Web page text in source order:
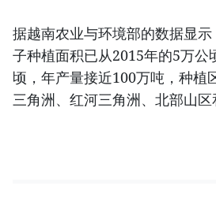
据越南农业与环境部的数据显
子种植面积已从2015年的5万公
顷，年产量接近100万吨，种植
三角洲、红河三角洲、北部山区